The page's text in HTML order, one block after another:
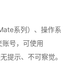
系列）、操作系
号，可使用
提示、不可察觉。